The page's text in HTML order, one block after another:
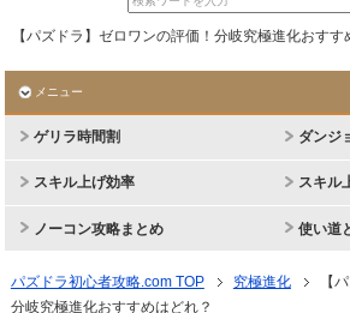
【パズドラ】ゼロワンの評価！分岐究極進化おすす
メニュー
ゲリラ時間割 ダンジ
スキル上げ効率 スキル
ノーコン攻略まとめ 使い道
パズドラ初心者攻略.com TOP 究極進化
【
分岐究極進化おすすめはどれ？